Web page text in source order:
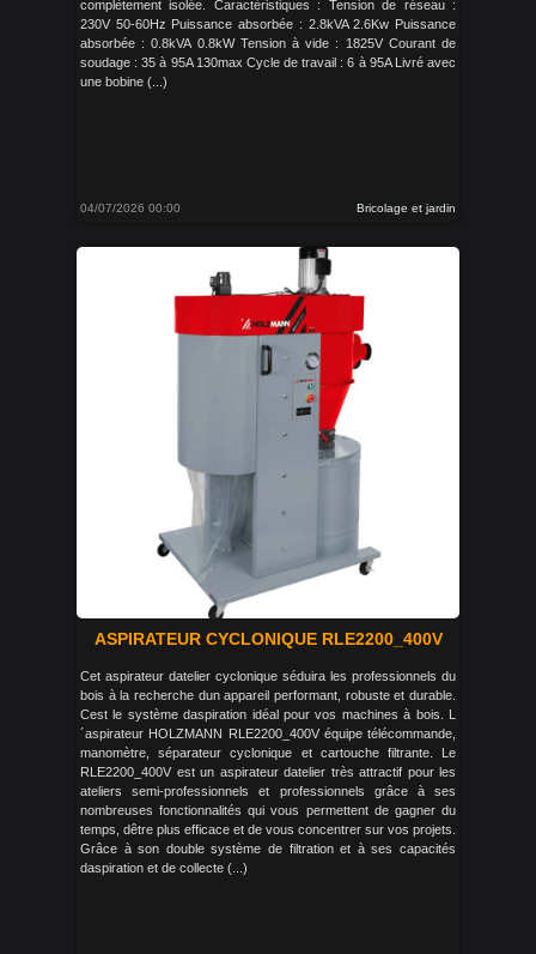
complètement isolée. Caractéristiques : Tension de réseau :
230V 50-60Hz Puissance absorbée : 2.8kVA 2.6Kw Puissance
absorbée : 0.8kVA 0.8kW Tension à vide : 1825V Courant de
soudage : 35 à 95A 130max Cycle de travail : 6 à 95A Livré avec
une bobine (...)
04/07/2026 00:00 Bricolage et jardin
ASPIRATEUR CYCLONIQUE RLE2200_400V
Cet aspirateur datelier cyclonique séduira les professionnels du
bois à la recherche dun appareil performant, robuste et durable.
Cest le système daspiration idéal pour vos machines à bois. L
´aspirateur HOLZMANN RLE2200_400V équipe télécommande,
manomètre, séparateur cyclonique et cartouche filtrante. Le
RLE2200_400V est un aspirateur datelier très attractif pour les
ateliers semi-professionnels et professionnels grâce à ses
nombreuses fonctionnalités qui vous permettent de gagner du
temps, dêtre plus efficace et de vous concentrer sur vos projets.
Grâce à son double système de filtration et à ses capacités
daspiration et de collecte (...)